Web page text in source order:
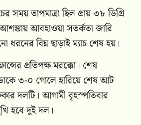
সময় তাপমাত্রা ছিল প্রায় ৩৮ ডিগ্রি
আবহাওয়া সতর্কতা জারি
বিঘ্ন ছাড়াই ম্যাচ শেষ হয়।
প্রতিপক্ষ মরক্কো। শেষ
৩-০ গোলে হারিয়ে শেষ আট
দলটি। আগামী বৃহস্পতিবার
হবে দুই দল।